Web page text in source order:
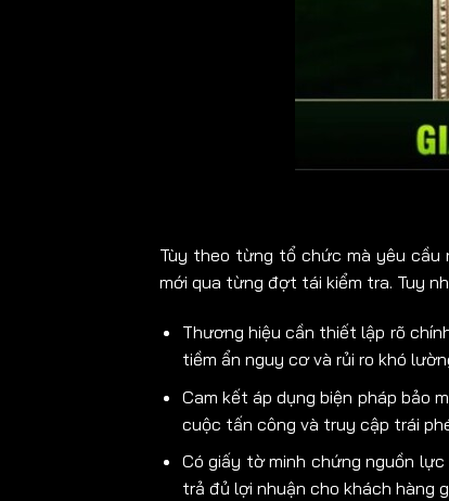
Tùy theo từng tổ chức mà yêu cầu
mới qua từng đợt tái kiểm tra. Tuy
Thương hiệu cần thiết lập rõ
tiềm ẩn nguy cơ và rủi ro khó
Cam kết áp dụng biện pháp bảo
cuộc tấn công và truy cập trái
Có giấy tờ minh chứng nguồn
trả đủ lợi nhuận cho khách hàng